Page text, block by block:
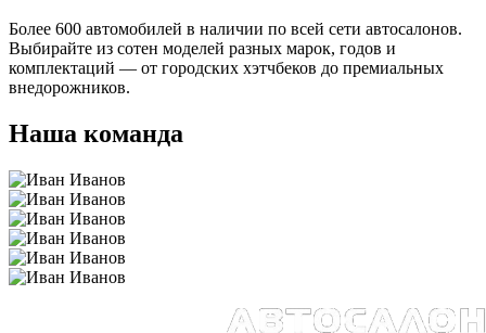
Более 600 автомобилей в наличии по всей сети автосалонов.
Выбирайте из сотен моделей разных марок, годов и
комплектаций — от городских хэтчбеков до премиальных
внедорожников.
Наша команда